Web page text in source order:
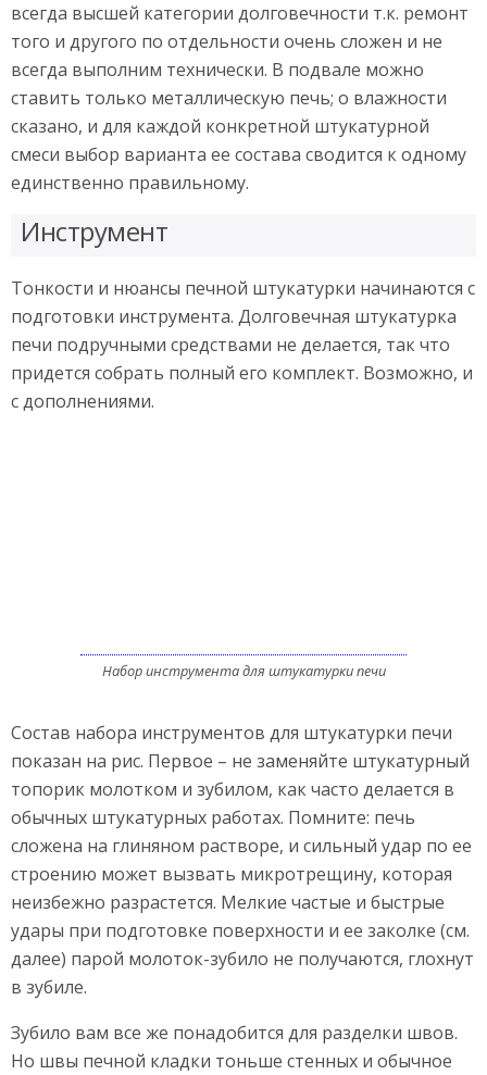
всегда высшей категории долговечности т.к. ремонт
того и другого по отдельности очень сложен и не
всегда выполним технически. В подвале можно
ставить только металлическую печь; о влажности
сказано, и для каждой конкретной штукатурной
смеси выбор варианта ее состава сводится к одному
единственно правильному.
Инструмент
Тонкости и нюансы печной штукатурки начинаются с
подготовки инструмента. Долговечная штукатурка
печи подручными средствами не делается, так что
придется собрать полный его комплект. Возможно, и
с дополнениями.
Набор инструмента для штукатурки печи
Состав набора инструментов для штукатурки печи
показан на рис. Первое – не заменяйте штукатурный
топорик молотком и зубилом, как часто делается в
обычных штукатурных работах. Помните: печь
сложена на глиняном растворе, и сильный удар по ее
строению может вызвать микротрещину, которая
неизбежно разрастется. Мелкие частые и быстрые
удары при подготовке поверхности и ее заколке (см.
далее) парой молоток-зубило не получаются, глохнут
в зубиле.
Зубило вам все же понадобится для разделки швов.
Но швы печной кладки тоньше стенных и обычное